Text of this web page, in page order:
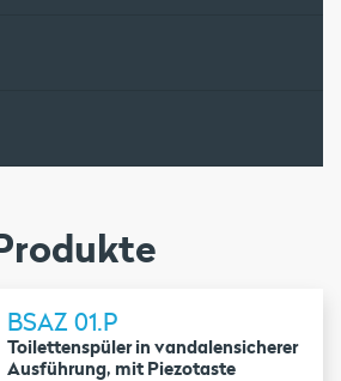
BSAZ 01.P
Toilettenspüler in vandalensicherer
Ausführung, mit Piezotaste